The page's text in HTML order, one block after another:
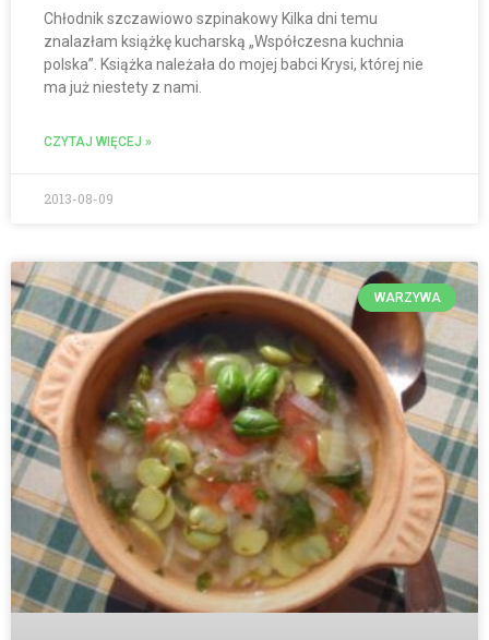
Chłodnik szczawiowo szpinakowy Kilka dni temu
znalazłam książkę kucharską „Współczesna kuchnia
polska”. Książka należała do mojej babci Krysi, której nie
ma już niestety z nami.
CZYTAJ WIĘCEJ »
2013-08-09
WARZYWA